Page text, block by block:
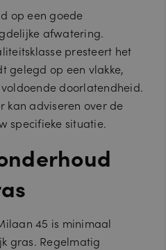
op een goede
afwatering.
presteert het
gelegd op een vlakke,
doorlatendheid.
kan adviseren over de
specifieke situatie.
45 is minimaal
gras. Regelmatig